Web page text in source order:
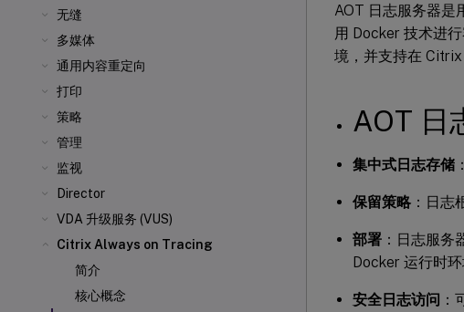
无缝
多媒体
通用内容重定向
打印
策略
管理
监视
Director
VDA 升级服务 (VUS)
Citrix Always on Tracing
简介
核心概念
AOT 日志服务器是
用 Docker 技术进
境，并支持在 Citrix
AOT 日
集中式日志存储
保留策略 ：日志
部署 ：日志服
Docker 运行时
安全日志访问 ：